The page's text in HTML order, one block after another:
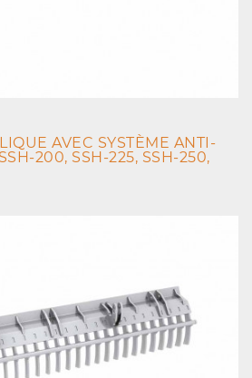
AVEC SYSTÈME ANTI-
200, SSH-225, SSH-250,